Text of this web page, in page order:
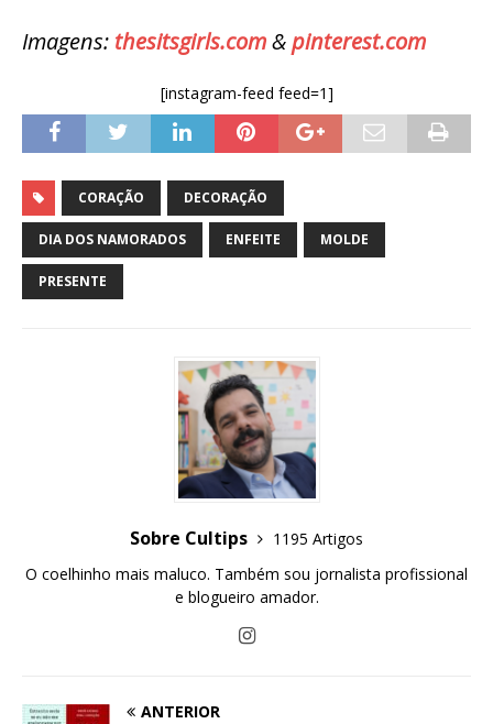
Imagens: thesitsgirls.com&pinterest.com
[instagram-feed feed=1]
CORAÇÃO DECORAÇÃO
DIA DOS NAMORADOS ENFEITE MOLDE
PRESENTE
Sobre Cultips
1195 Artigos
O coelhinho mais maluco. Também sou jornalista profissional
e blogueiro amador.
ANTERIOR